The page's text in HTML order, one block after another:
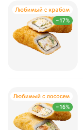
–17%
Любимый с крабом
–16%
Любимый с лососем